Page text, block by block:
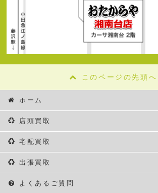
このページの先頭へ
ホーム
店頭買取
宅配買取
出張買取
よくあるご質問